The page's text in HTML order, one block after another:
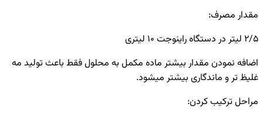
مقدار مصرف:
2/5 لیتر در دستگاه راینوجت 10 لیتری
اضافه نمودن مقدار بیشتر ماده مکمل به محلول فقط باعث تولید مه
غلیظ تر و ماندگاری بیشتر میشود.
مراحل ترکیب کردن: